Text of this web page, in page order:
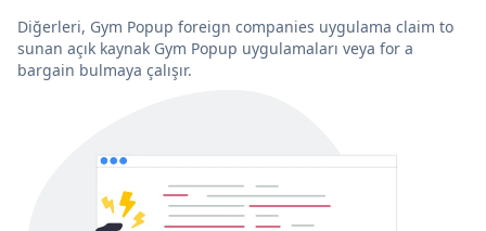
Diğerleri, Gym Popup foreign companies uygulama claim to
sunan açık kaynak Gym Popup uygulamaları veya for a
bargain bulmaya çalışır.